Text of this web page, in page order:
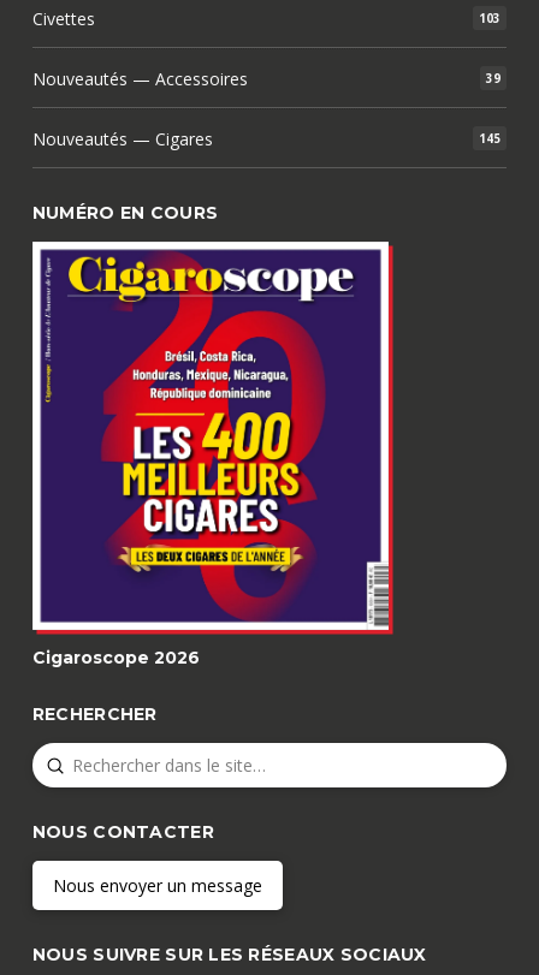
Civettes 103
Nouveautés — Accessoires 39
Nouveautés — Cigares 145
NUMÉRO EN COURS
Cigaroscope 2026
RECHERCHER
Search
Submit
NOUS CONTACTER
Nous envoyer un message
NOUS SUIVRE SUR LES RÉSEAUX SOCIAUX